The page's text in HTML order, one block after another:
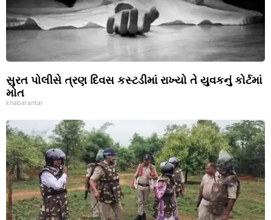
સુરત પોલીસે ત્રણ દિવસ કસ્ટડીમાં રાખ્યો તે યુવકનું કોર્ટમાં
મોત
khabarantar